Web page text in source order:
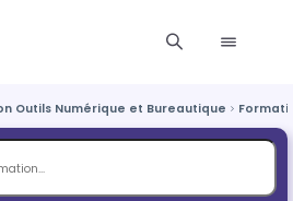
Outils Numérique et Bureautique